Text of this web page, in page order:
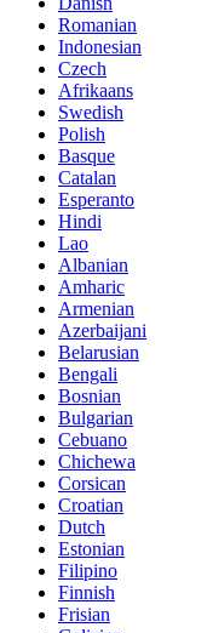
Romanian
Indonesian
Czech
Afrikaans
Swedish
Polish
Basque
Catalan
Esperanto
Hindi
Lao
Albanian
Amharic
Armenian
Azerbaijani
Belarusian
Bengali
Bosnian
Bulgarian
Cebuano
Chichewa
Corsican
Croatian
Dutch
Estonian
Filipino
Finnish
Frisian